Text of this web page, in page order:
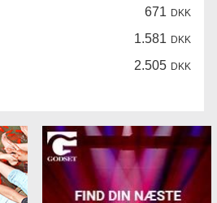
671 DKK
1.581 DKK
2.505 DKK